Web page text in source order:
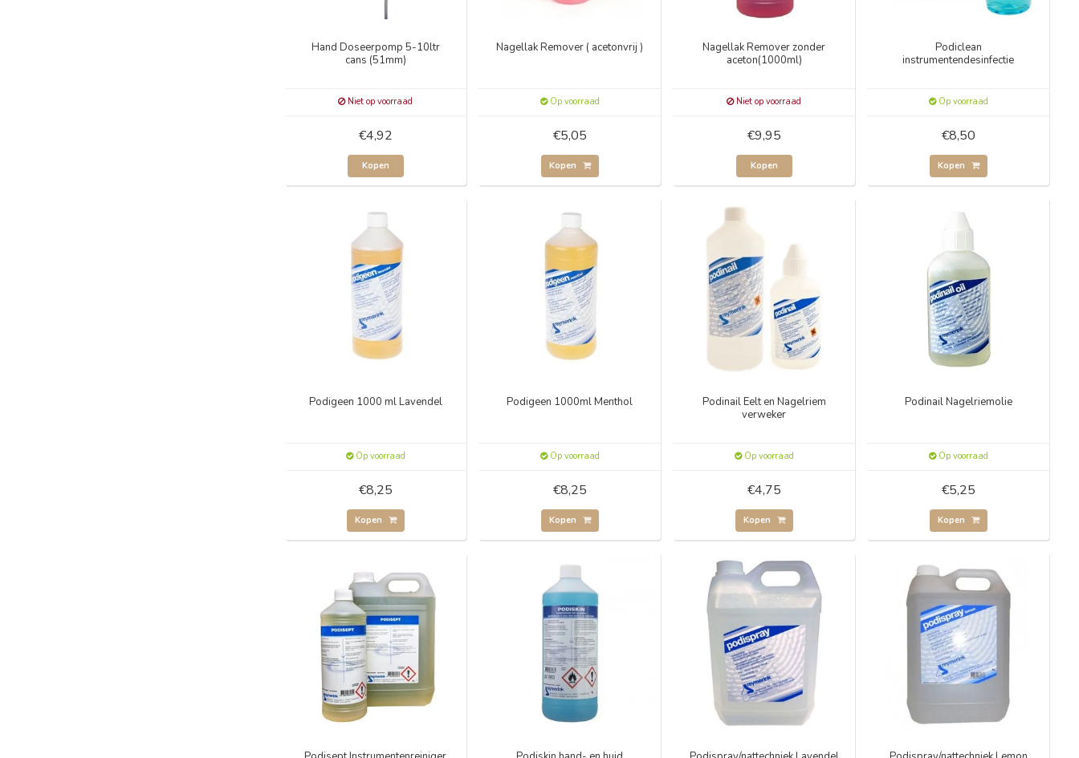
Hand Doseerpomp 5-10ltr
cans (51mm)
Niet op voorraad
€4,92
Kopen
Nagellak Remover ( acetonvrij )
Op voorraad
€5,05
Kopen
Nagellak Remover zonder
aceton(1000ml)
Niet op voorraad
€9,95
Kopen
Podiclean
instrumentendesinfectie
Op voorraad
€8,50
Kopen
Podigeen 1000 ml Lavendel
Op voorraad
€8,25
Kopen
Podigeen 1000ml Menthol
Op voorraad
€8,25
Kopen
Podinail Eelt en Nagelriem
verweker
Op voorraad
€4,75
Kopen
Podinail Nagelriemolie
Op voorraad
€5,25
Kopen